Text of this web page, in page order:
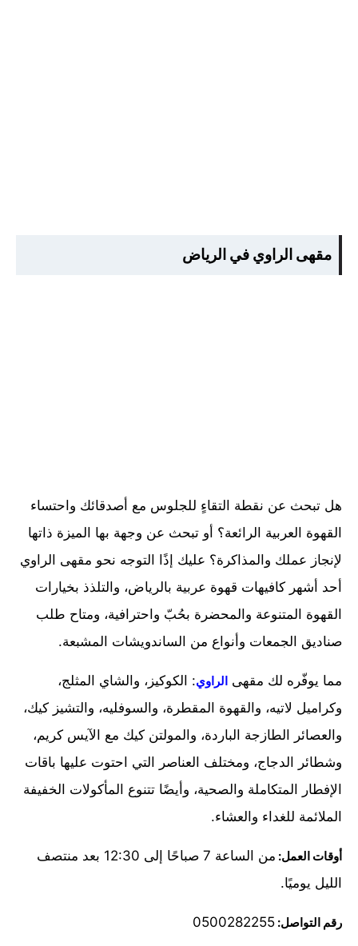
مقهى الراوي في الرياض
هل تبحث عن نقطة التقاءٍ للجلوس مع أصدقائك واحتساء
القهوة العربية الرائعة؟ أو تبحث عن وجهة بها الميزة ذاتها
لإنجاز عملك والمذاكرة؟ عليك إذًا التوجه نحو مقهى الراوي
أحد أشهر كافيهات قهوة عربية بالرياض، والتلذذ بخيارات
القهوة المتنوعة والمحضرة بحُبّ واحترافية، ومتاح طلب
صناديق الجمعات وأنواع من الساندويشات المشبعة.
مما يوفّره لك مقهى الراوي: الكوكيز، والشاي المثلج،
وكراميل لاتيه، والقهوة المقطرة، والسوفليه، والتشيز كيك،
والعصائر الطازجة الباردة، والمولتن كيك مع الآيس كريم،
وشطائر الدجاج، ومختلف العناصر التي احتوت عليها باقات
الإفطار المتكاملة والصحية، وأيضًا تتنوع المأكولات الخفيفة
الملائمة للغداء والعشاء.
أوقات العمل:
من الساعة 7 صباحًا إلى 12:30 بعد منتصف
الليل يوميًا.
رقم التواصل: 0500282255